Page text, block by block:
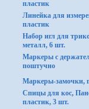
пластик
Линейка для
пластик
Набор игл для
металл, 6 шт.
Маркеры с
поштучно
Маркеры-замочки,
Спицы для кос,
пластик, 3 шт.